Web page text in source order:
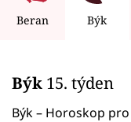
Celebrity
Seriály
Beran Býk
Býk 15. týden
Býk – Horoskop